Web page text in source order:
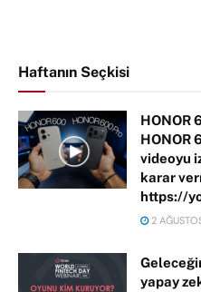
Haftanın Seçkisi
HONOR
HONOR
videoyu
karar
https://
2
yapay